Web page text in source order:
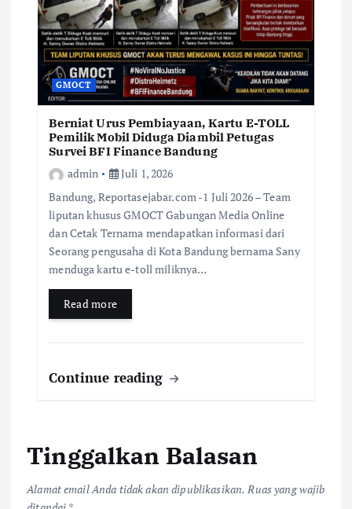
GMOCT
Berniat Urus Pembiayaan, Kartu E-TOLL
Pemilik Mobil Diduga Diambil Petugas
Survei BFI Finance Bandung
admin
Juli 1, 2026
Bandung, Reportasejabar.com -1 Juli 2026 – Team
liputan khusus GMOCT Gabungan Media Online
dan Cetak Ternama mendapatkan informasi dari
Seorang pengusaha di Kota Bandung bernama Sany
menduga kartu e-toll miliknya…
Read more
Continue reading
Tinggalkan Balasan
Alamat email Anda tidak akan dipublikasikan. Ruas yang wajib